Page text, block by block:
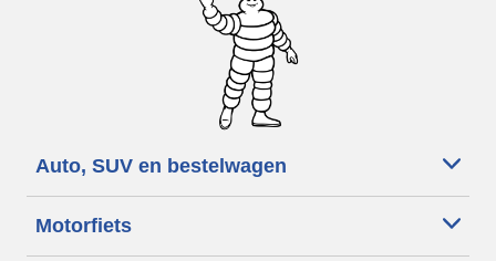
Auto, SUV en bestelwagen
Motorfiets